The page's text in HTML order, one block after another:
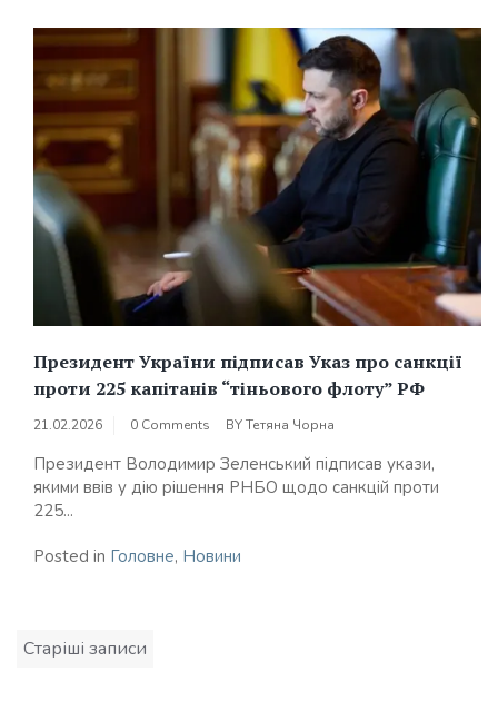
Президент України підписав Указ про санкції
проти 225 капітанів “тіньового флоту” РФ
21.02.2026 0 Comments BYТетяна Чорна
Президент Володимир Зеленський підписав укази,
якими ввів у дію рішення РНБО щодо санкцій проти
225...
Posted in Головне, Новини
Навігація
Старіші записи